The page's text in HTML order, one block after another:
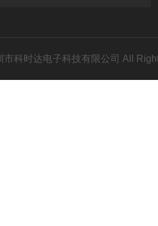
市科时达电子科技有限公司 All